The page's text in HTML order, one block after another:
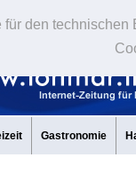
den
Gastronomie